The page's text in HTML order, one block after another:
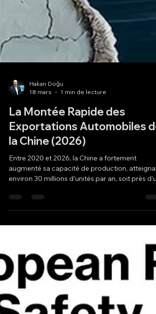
Hakan Doğu
La Montée Rapide des
Exportations Automobiles de
la Chine (2026)
augmenté sa capacité de production,
tiers de la production automobile mondiale.
Entre janvier et février 2026, les exportations
totales ont atteint 657 milliards de dollars, soit
une hausse annuelle de 22 %. Sur la même
période, les exportations de véhicules ont
1,532 million d’unités (+58 %), tandis que leur
valeur a augmenté de 63,1 %. En février בלבד, 736